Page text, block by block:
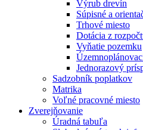
Výrub drevín
Súpisné a
Trhové miesto
Dotácia z
Vyňatie pozemku
Jednorazový
Sadzobník poplatkov
Matrika
Voľné pracovné miesto
Zverejňovanie
Úradná tabuľa